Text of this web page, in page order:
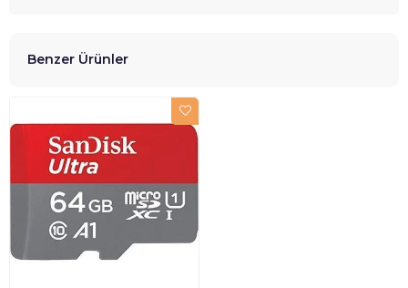
Benzer Ürünler